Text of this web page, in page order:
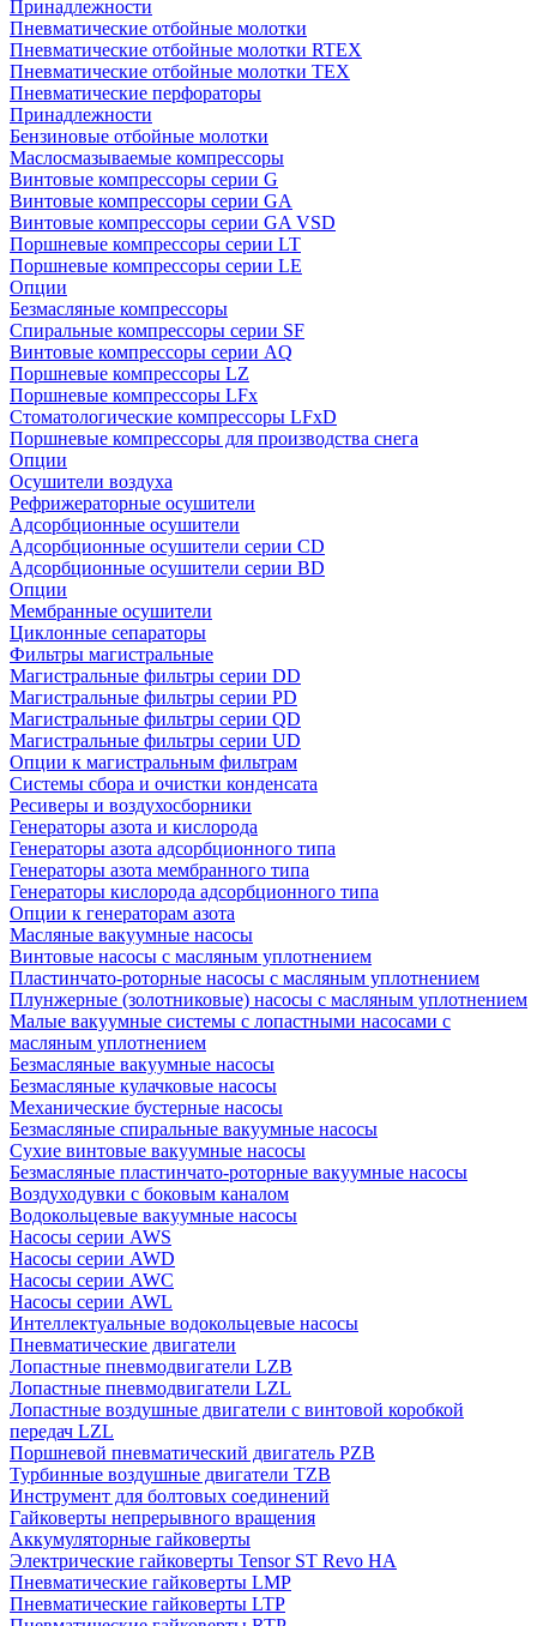
Принадлежности
Пневматические отбойные молотки
Пневматические отбойные молотки RTEX
Пневматические отбойные молотки TEX
Пневматические перфораторы
Принадлежности
Бензиновые отбойные молотки
Маслосмазываемые компрессоры
Винтовые компрессоры серии G
Винтовые компрессоры cерии GA
Винтовые компрессоры cерии GA VSD
Поршневые компрессоры серии LT
Поршневые компрессоры серии LE
Опции
Безмасляные компрессоры
Спиральные компрессоры серии SF
Винтовые компрессоры серии AQ
Поршневые компрессоры LZ
Поршневые компрессоры LFx
Стоматологические компрессоры LFxD
Поршневые компрессоры для производства снега
Опции
Осушители воздуха
Рефрижераторные осушители
Адсорбционные осушители
Адсорбционные осушители серии CD
Адсорбционные осушители серии BD
Опции
Мембранные осушители
Циклонные сепараторы
Фильтры магистральные
Магистральные фильтры серии DD
Магистральные фильтры серии PD
Магистральные фильтры серии QD
Магистральные фильтры серии UD
Опции к магистральным фильтрам
Системы сбора и очистки конденсата
Ресиверы и воздухосборники
Генераторы азота и кислорода
Генераторы азота адсорбционного типа
Генераторы азота мембранного типа
Генераторы кислорода адсорбционного типа
Опции к генераторам азота
Масляные вакуумные насосы
Винтовые насосы с масляным уплотнением
Пластинчато-роторные насосы с масляным уплотнением
Плунжерные (золотниковые) насосы с масляным уплотнением
Малые вакуумные системы с лопастными насосами с
масляным уплотнением
Безмасляные вакуумные насосы
Безмасляные кулачковые насосы
Механические бустерные насосы
Безмасляные спиральные вакуумные насосы
Сухие винтовые вакуумные насосы
Безмасляные пластинчато-роторные вакуумные насосы
Воздуходувки с боковым каналом
Водокольцевые вакуумные насосы
Насосы серии AWS
Насосы серии AWD
Насосы серии AWC
Насосы серии AWL
Интеллектуальные водокольцевые насосы
Пневматические двигатели
Лопастные пневмодвигатели LZB
Лопастные пневмодвигатели LZL
Лопастные воздушные двигатели с винтовой коробкой
передач LZL
Поршневой пневматический двигатель PZB
Турбинные воздушные двигатели TZB
Инструмент для болтовых соединений
Гайковерты непрерывного вращения
Аккумуляторные гайковерты
Электрические гайковерты Tensor ST Revo HA
Пневматические гайковерты LMP
Пневматические гайковерты LTP